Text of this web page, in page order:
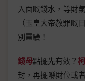
入面嘅錢水，等財
（玉皇大帝赦罪嘅
別靈驗！
錢母點擺先有效？
封，再擺喺財位或